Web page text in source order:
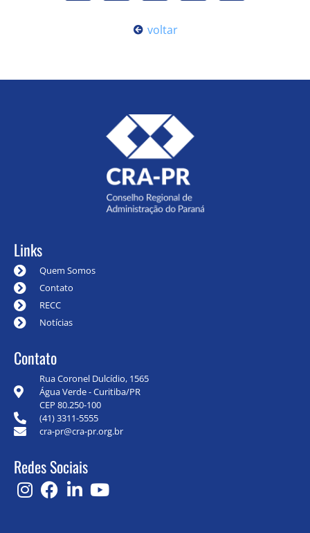
voltar
Links
Quem Somos
Contato
RECC
Notícias
Contato
Rua Coronel Dulcídio, 1565
Água Verde - Curitiba/PR
CEP 80.250-100
(41) 3311-5555
cra-pr@cra-pr.org.br
Redes Sociais